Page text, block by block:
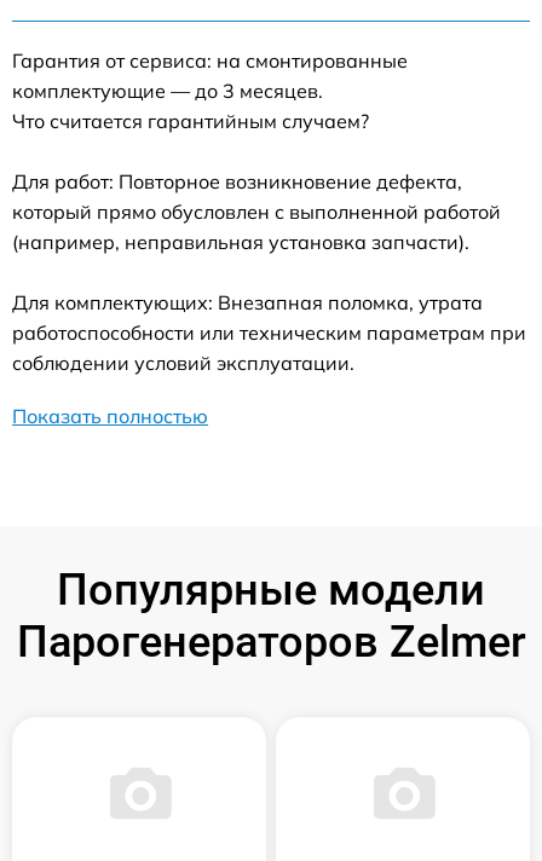
Гарантия от сервиса: на смонтированные
комплектующие — до 3 месяцев.
Что считается гарантийным случаем?
Для работ: Повторное возникновение дефекта,
который прямо обусловлен с выполненной работой
(например, неправильная установка запчасти).
Для комплектующих: Внезапная поломка, утрата
работоспособности или техническим параметрам при
соблюдении условий эксплуатации.
Показать полностью
Популярные модели
Парогенераторов Zelmer